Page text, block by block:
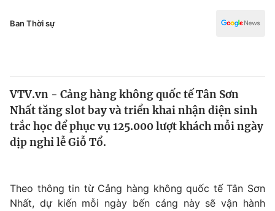
Pháp luật
Thế giới
Tin tức
Thế giới đó đây
Kinh tế
Góc doanh nghiệp
Truyền hình
Công nghệ
Ban Thời sự
VTV.vn - Cảng hàng không quốc tế Tân Sơn
Nhất tăng slot bay và triển khai nhận diện sinh
trắc học để phục vụ 125.000 lượt khách mỗi ngày
dịp nghỉ lễ Giỗ Tổ.
Theo thông tin từ Cảng hàng không quốc tế Tân Sơn
Nhất, dự kiến mỗi ngày bến cảng này sẽ vận hành